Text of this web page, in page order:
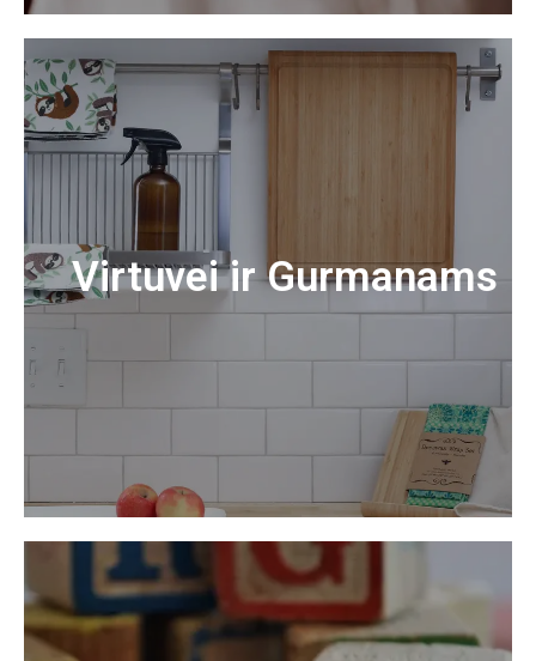
Virtuvei ir Gurmanams